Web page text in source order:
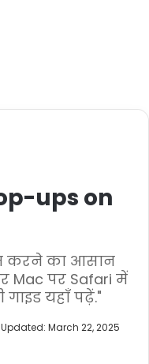
ups on
करने का आसान
Mac पर Safari में
यहाँ पढ़ें."
March 22, 2025